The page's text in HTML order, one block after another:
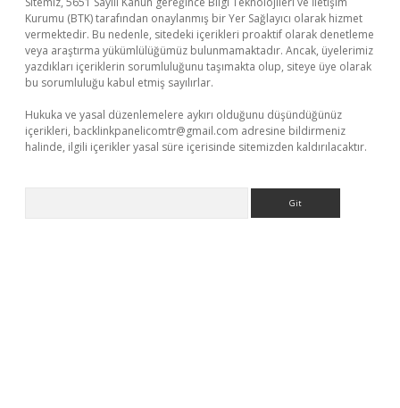
Kurumu (BTK) tarafından onaylanmış bir Yer Sağlayıcı olarak hizmet
vermektedir. Bu nedenle, sitedeki içerikleri proaktif olarak denetleme
veya araştırma yükümlülüğümüz bulunmamaktadır. Ancak, üyelerimiz
yazdıkları içeriklerin sorumluluğunu taşımakta olup, siteye üye olarak
bu sorumluluğu kabul etmiş sayılırlar.
Hukuka ve yasal düzenlemelere aykırı olduğunu düşündüğünüz
içerikleri, backlinkpanelicomtr@gmail.com adresine bildirmeniz
halinde, ilgili içerikler yasal süre içerisinde sitemizden kaldırılacaktır.